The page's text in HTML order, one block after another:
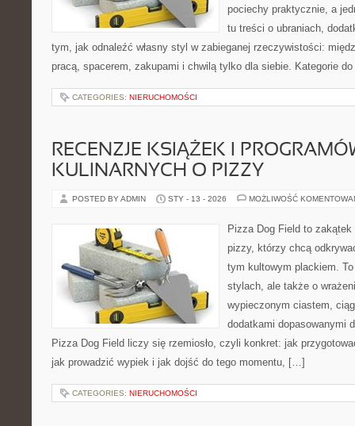
pociechy praktycznie, a
tu treści o ubraniach,
tym, jak odnaleźć własny styl w zabieganej rzeczywistości:
pracą, spacerem, zakupami i chwilą tylko dla siebie. Kategorie
CATEGORIES: NIERUCHOMOŚCI
RECENZJE KSIĄŻEK I
KULINARNYCH O PIZZY
POSTED BY ADMIN STY - 13 - 2026 MOŻLIWOŚĆ
Pizza Dog Field to
pizzy, którzy chcą
tym kultowym plackiem.
stylach, ale także o
wypieczonym ciastem,
dodatkami dopasowanymi
Pizza Dog Field liczy się rzemiosło, czyli konkret: jak
jak prowadzić wypiek i jak dojść do tego momentu, […]
CATEGORIES: NIERUCHOMOŚCI